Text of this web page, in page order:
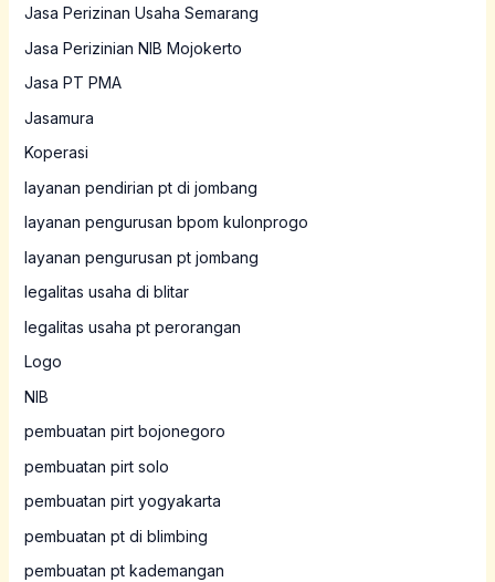
Jasa Perizinan Usaha Semarang
Jasa Perizinian NIB Mojokerto
Jasa PT PMA
Jasamura
Koperasi
layanan pendirian pt di jombang
layanan pengurusan bpom kulonprogo
layanan pengurusan pt jombang
legalitas usaha di blitar
legalitas usaha pt perorangan
Logo
NIB
pembuatan pirt bojonegoro
pembuatan pirt solo
pembuatan pirt yogyakarta
pembuatan pt di blimbing
pembuatan pt kademangan